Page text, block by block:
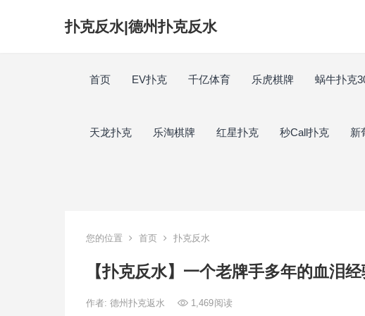
扑克反水|德州扑克反水
首页 EV扑克 千亿体育 乐虎棋牌 蜗牛扑克
天龙扑克 乐淘棋牌 红星扑克 秒Call扑克 新
您的位置 首页 扑克反水
【扑克反水】一个老牌手多年的血泪经
作者: 德州扑克返水 1,469阅读